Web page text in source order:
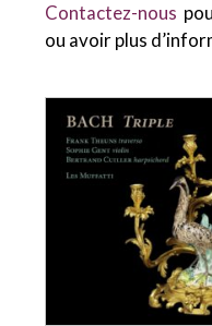
Contactez-nous
ou avoir plus